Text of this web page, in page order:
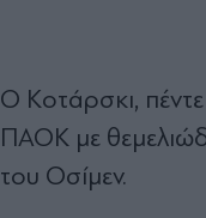
Ο Κοτάρσκι, πέντε
ΠΑΟΚ με
του Οσίμεν.